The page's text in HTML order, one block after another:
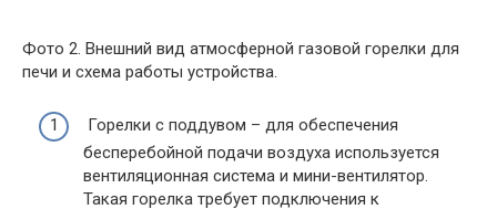
Фото 2. Внешний вид атмосферной газовой горелки для
печи и схема работы устройства.
Горелки с поддувом – для обеспечения
бесперебойной подачи воздуха используется
вентиляционная система и мини-вентилятор.
Такая горелка требует подключения к